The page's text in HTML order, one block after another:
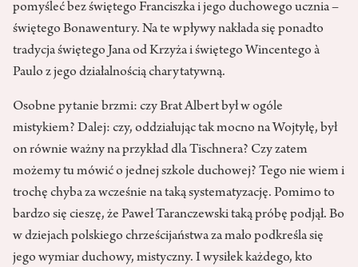
pomyśleć bez świętego Franciszka i jego duchowego ucznia –
świętego Bonawentury. Na te wpływy nakłada się ponadto
tradycja świętego Jana od Krzyża i świętego Wincentego à
Paulo z jego działalnością charytatywną.
Osobne pytanie brzmi: czy Brat Albert był w ogóle
mistykiem? Dalej: czy, oddziałując tak mocno na Wojtyłę, był
on równie ważny na przykład dla Tischnera? Czy zatem
możemy tu mówić o jednej szkole duchowej? Tego nie wiem i
trochę chyba za wcześnie na taką systematyzację. Pomimo to
bardzo się cieszę, że Paweł Taranczewski taką próbę podjął. Bo
w dziejach polskiego chrześcijaństwa za mało podkreśla się
jego wymiar duchowy, mistyczny. I wysiłek każdego, kto